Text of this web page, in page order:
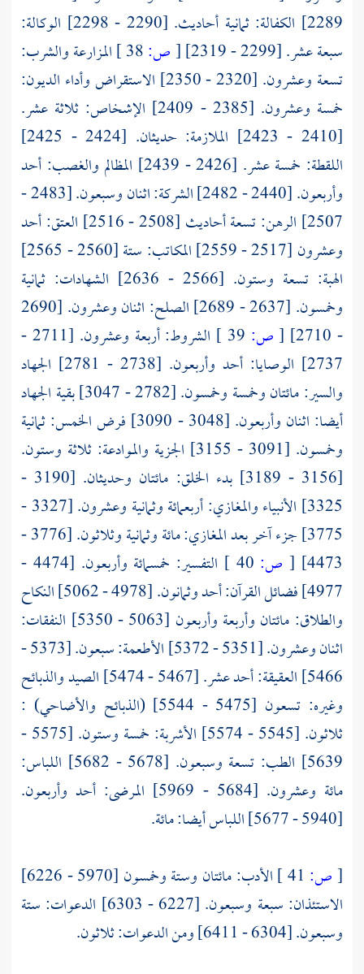
2289] الكفالة: ثمانية أحاديث. [2290 - 2298] الوكالة:
سبعة عشر. [2299 - 2319]
[ص:
المزارعة والشرب:
تسعة وعشرون. [2320 - 2350] الاستقراض وأداء الديون:
خمسة وعشرون. [2385 - 2409] الإشخاص: ثلاثة عشر.
[2410 - 2423] الملازمة: حديثان. [2424 - 2425]
اللقطة: خمسة عشر. [2426 - 2439] المظالم والغصب: أحد
وأربعون. [2440 - 2482] الشركة: اثنان وسبعون. [2483 -
2507] الرهن: تسعة أحاديث [2508 - 2516] العتق: أحد
وعشرون [2517 - 2559] المكاتب: ستة [2560 - 2565]
الهبة: تسعة وستون. [2566 - 2636] الشهادات: ثمانية
وخمسون. [2637 - 2689] الصلح: اثنان وعشرون. [2690
- 2710]
[ص:
الشروط: أربعة وعشرون. [2711 -
2737] الوصايا: أحد وأربعون. [2738 - 2781] الجهاد
والسير: مائتان وخمسة وخمسون. [2782 - 3047] بقية الجهاد
أيضا: اثنان وأربعون. [3048 - 3090] فرض الخمس: ثمانية
وخمسون. [3091 - 3155] الجزية والموادعة: ثلاثة وستون.
[3156 - 3189] بدء الخلق: مائتان وحديثان. [3190 -
3325] الأنبياء والمغازي: أربعمائة وثمانية وعشرون. [3327 -
3775] جزء آخر بعد المغازي: مائة وثمانية وثلاثون. [3776 -
4473]
[ ص:
التفسير: خمسمائة وأربعون. [4474 -
4977] فضائل القرآن: أحد وثمانون. [4978 - 5062] النكاح
والطلاق: مائتان وأربعة وأربعون [5063 - 5350] النفقات:
اثنان وعشرون. [5351 - 5372] الأطعمة: سبعون. [5373 -
5466] العقيقة: أحد عشر. [5467 - 5474] الصيد والذبائح
وغيره: تسعون [5475 - 5544] (الذبائح والأضاحي) :
ثلاثون. [5545 - 5574] الأشربة: خمسة وستون. [5575 -
5639] الطب: تسعة وسبعون. [5678 - 5682] اللباس:
مائة وعشرون. [5684 - 5969] المرضى: أحد وأربعون.
[5940 - 5677] اللباس أيضا: مائة.
[ص:
الأدب: مائتان وستة وخمسون [5970 - 6226]
الاستئذان: سبعة وسبعون. [6227 - 6303] الدعوات: ستة
وسبعون. [6304 - 6411] ومن الدعوات: ثلاثون.